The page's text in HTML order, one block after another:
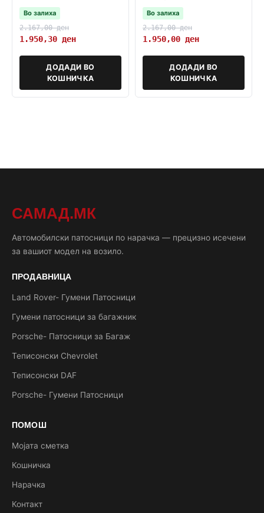
Во залиха
2.167,00ден
1.950,30 ден
ДОДАДИ ВО
КОШНИЧКА
Во залиха
2.167,00ден
1.950,00 ден
ДОДАДИ ВО
КОШНИЧКА
САМАД.МК
Автомобилски патосници по нарачка — прецизно исечени
за вашиот модел на возило.
ПРОДАВНИЦА
Land Rover- Гумени Патосници
Гумени патосници за багажник
Porsche- Патосници за Багаж
Теписонски Chevrolet
Теписонски DAF
Porsche- Гумени Патосници
ПОМОШ
Мојата сметка
Кошничка
Нарачка
Контакт